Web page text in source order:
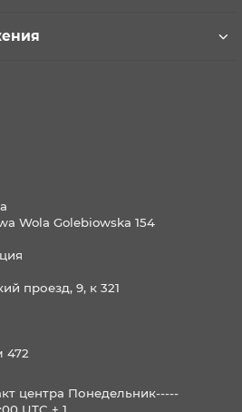
Wola Golebiowska 154
проезд, 9, к 321
472
центра Понедельник-----